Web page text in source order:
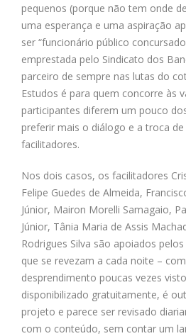
pequenos (porque não tem onde
uma esperança e uma aspiração
ser “funcionário público
emprestada pelo Sindicato dos
parceiro de sempre nas lutas do
Estudos é para quem concorre às
participantes diferem um pouco
preferir mais o diálogo e a troca
facilitadores.
Nos dois casos, os facilitadores
Felipe Guedes de Almeida,
Júnior, Mairon Morelli Samagaio,
Júnior, Tânia Maria de Assis
Rodrigues Silva são apoiados
que se revezam a cada noite –
desprendimento poucas vezes
disponibilizado gratuitamente, é
projeto e parece ser revisado
com o conteúdo, sem contar um